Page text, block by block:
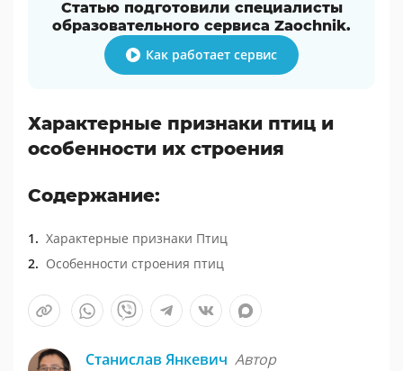
Статью подготовили специалисты
образовательного сервиса Zaochnik.
Как работает сервис
Характерные признаки птиц и
особенности их строения
Содержание:
Характерные признаки Птиц
Особенности строения птиц
Станислав Янкевич Автор